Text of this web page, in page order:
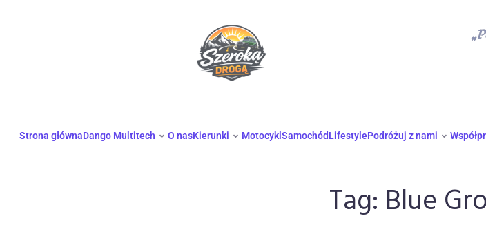
Strona głównaDango Multitech O nasKierunki Motocykl SamochódLifestylePodróżuj z nami
Tag: Blue